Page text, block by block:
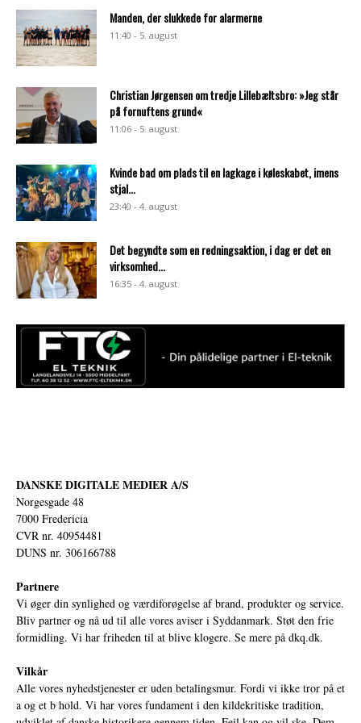
Manden, der slukkede for alarmerne
11:40 - 5. august
Christian Jørgensen om tredje Lillebæltsbro: »Jeg står
på fornuftens grund«
11:06 - 5. august
Kvinde bad om plads til en lagkage i køleskabet, imens
stjal...
23:40 - 4. august
Det begyndte som en redningsaktion, i dag er det en
virksomhed...
16:35 - 4. august
DANSKE DIGITALE MEDIER A/S
Norgesgade 48
7000 Fredericia
CVR nr. 40954481
DUNS nr. 306166788
Partnere
Vi øger din synlighed og værdiforøgelse af brand, produkter og service.
Bliv partner og nå ud til alle vores aviser i Syddanmark. Støt den frie
formidling. Vi har friheden til at blive klogere. Se mere på dkq.dk.
Vilkår
Alle vores nyhedstjenester er uden betalingsmur. Fordi vi ikke tror på et
a og et b hold. Vi har vores fundament i den kildekritiske tradition,